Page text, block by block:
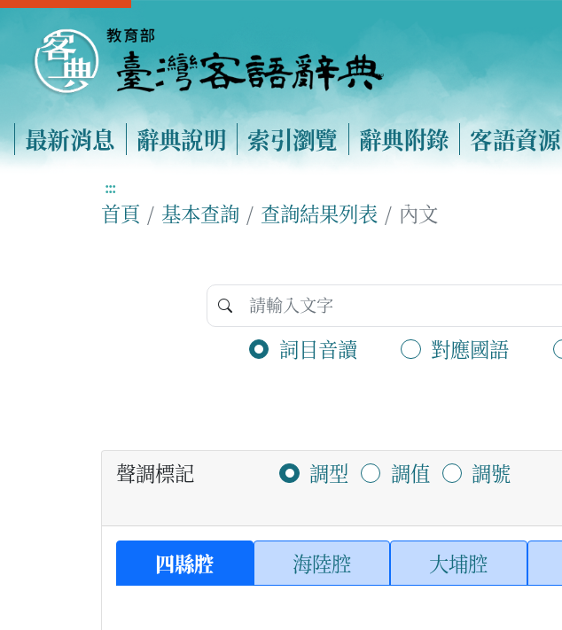
最新消息 辭典說明 索引瀏覽 辭典附錄 客語資源
:::
首頁 基本查詢 查詢結果列表 內文
詞目音讀 對應國語
聲調標記 調型 調值 調號
四縣腔 海陸腔 大埔腔